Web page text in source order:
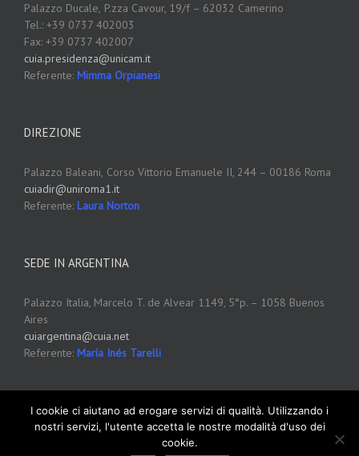
Palazzo Ducale, P.zza Cavour, 19/f – 62032 Camerino
Tel.: +39 0737 402003
Fax: +39 0737 402007
cuia.presidenza@unicam.it
Referente: Mimma Orpianesi
DIREZIONE
Palazzo Baleani, Corso Vittorio Emanuele II, 244 – 00186 Roma
cuiadir@uniroma1.it
Referente: Laura Norton
SEDE IN ARGENTINA
Palazzo Italia, Marcelo T. de Alvear 1149, 5°p. – 1058 Buenos
Aires
cuiargentina@cuia.net
Referente: María Inés Tarelli
I cookie ci aiutano ad erogare servizi di qualità. Utilizzando i
nostri servizi, l'utente accetta le nostre modalità d'uso dei
cookie.